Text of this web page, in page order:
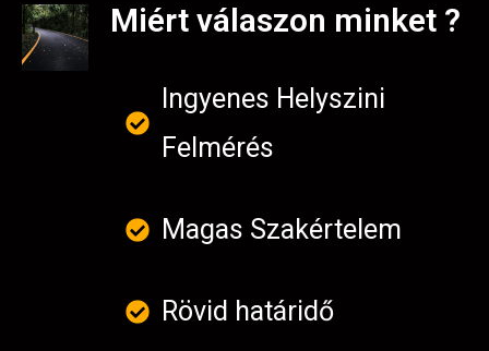
Miért válaszon minket ?
Ingyenes Helyszini
Felmérés
Magas Szakértelem
Rövid határidő